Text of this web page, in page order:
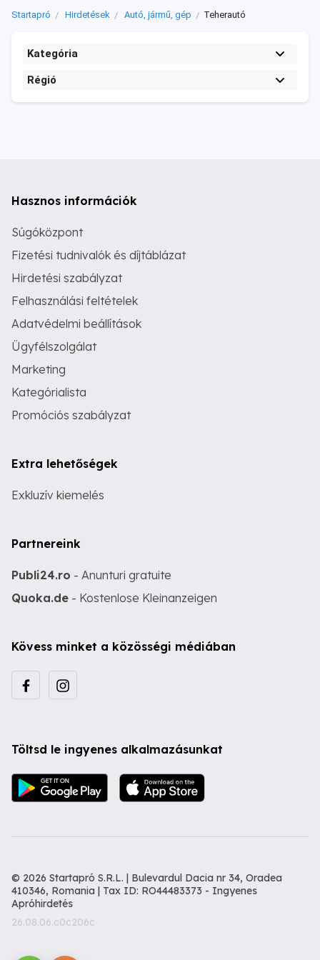
Startapró Hirdetések Autó, jármű, gép Teherautó
Kategória
Régió
Hasznos információk
Súgóközpont
Fizetési tudnivalók és díjtáblázat
Hirdetési szabályzat
Felhasználási feltételek
Adatvédelmi beállítások
Ügyfélszolgálat
Marketing
Kategórialista
Promóciós szabályzat
Extra lehetőségek
Exkluzív kiemelés
Partnereink
Publi24.ro - Anunturi gratuite
Quoka.de - Kostenlose Kleinanzeigen
Kövess minket a közösségi médiában
Töltsd le ingyenes alkalmazásunkat
© 2026 Startapró S.R.L. | Bulevardul Dacia nr 34, Oradea
410346, Romania | Tax ID: RO44483373 - Ingyenes
Apróhirdetés
26.08.06.c0c206c